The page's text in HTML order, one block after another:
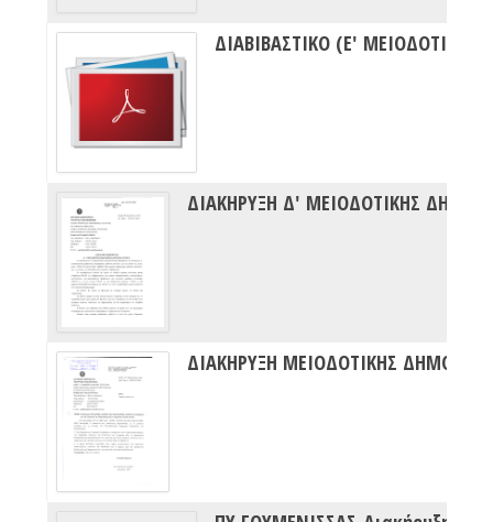
ΔΙΑΒΙΒΑΣΤΙΚΟ (Ε' ΜΕΙΟΔΟΤΙΚΗ